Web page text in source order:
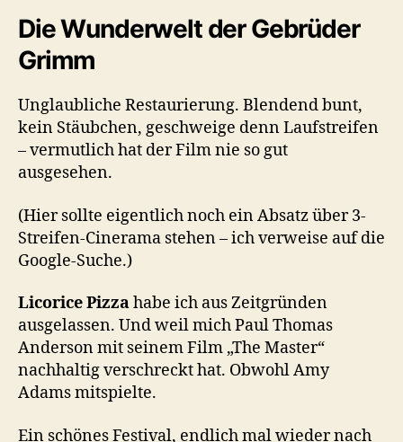
Die Wunderwelt der Gebrüder
Grimm
Unglaubliche Restaurierung. Blendend bunt,
kein Stäubchen, geschweige denn Laufstreifen
– vermutlich hat der Film nie so gut
ausgesehen.
(Hier sollte eigentlich noch ein Absatz über 3-
Streifen-Cinerama stehen – ich verweise auf die
Google-Suche.)
Licorice Pizzahabe ich aus Zeitgründen
ausgelassen. Und weil mich Paul Thomas
Anderson mit seinem Film „The Master“
nachhaltig verschreckt hat. Obwohl Amy
Adams mitspielte.
Ein schönes Festival, endlich mal wieder nach